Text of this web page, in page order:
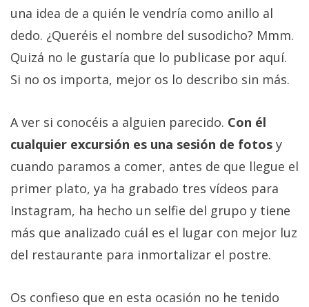
una idea de a quién le vendría como anillo al
dedo. ¿Queréis el nombre del susodicho? Mmm.
Quizá no le gustaría que lo publicase por aquí.
Si no os importa, mejor os lo describo sin más.
A ver si conocéis a alguien parecido. Con él
cualquier excursión es una sesión de fotos y
cuando paramos a comer, antes de que llegue el
primer plato, ya ha grabado tres vídeos para
Instagram, ha hecho un selfie del grupo y tiene
más que analizado cuál es el lugar con mejor luz
del restaurante para inmortalizar el postre.
Os confieso que en esta ocasión no he tenido